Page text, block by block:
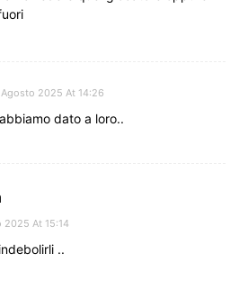
Agosto 2025 At 14:26
dato a loro..
2025 At 15:14
..